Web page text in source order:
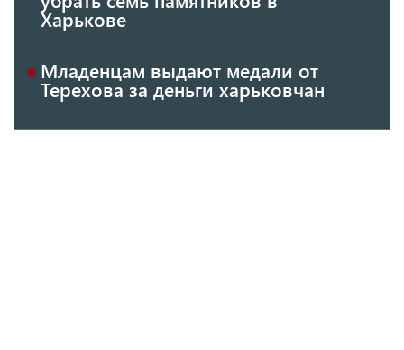
Харькове
Младенцам выдают медали от
Терехова за деньги харьковчан